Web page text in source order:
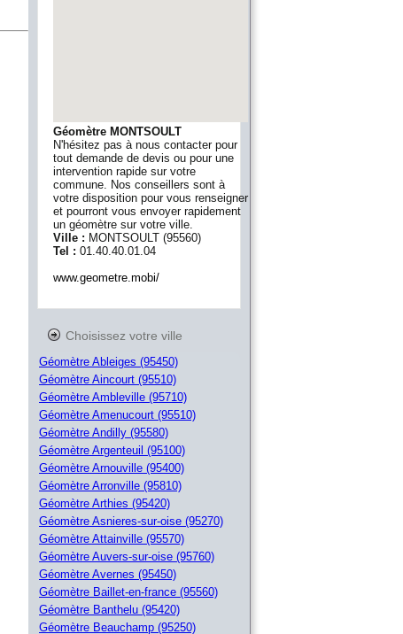
Géomètre MONTSOULT
N'hésitez pas à nous contacter pour
tout demande de devis ou pour une
intervention rapide sur votre
commune. Nos conseillers sont à
votre disposition pour vous renseigner
et pourront vous envoyer rapidement
un géomètre sur votre ville.
Ville : MONTSOULT (95560)
Tel : 01.40.40.01.04
www.geometre.mobi/
Choisissez votre ville
Géomètre Ableiges (95450)
Géomètre Aincourt (95510)
Géomètre Ambleville (95710)
Géomètre Amenucourt (95510)
Géomètre Andilly (95580)
Géomètre Argenteuil (95100)
Géomètre Arnouville (95400)
Géomètre Arronville (95810)
Géomètre Arthies (95420)
Géomètre Asnieres-sur-oise (95270)
Géomètre Attainville (95570)
Géomètre Auvers-sur-oise (95760)
Géomètre Avernes (95450)
Géomètre Baillet-en-france (95560)
Géomètre Banthelu (95420)
Géomètre Beauchamp (95250)